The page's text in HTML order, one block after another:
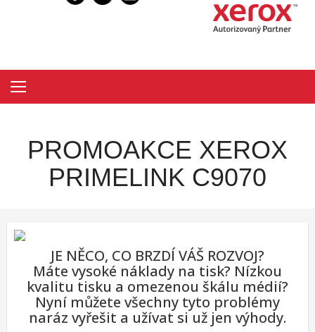
PROMOAKCE XEROX
PRIMELINK C9070
JE NĚCO, CO BRZDÍ VÁŠ ROZVOJ?
Máte vysoké náklady na tisk? Nízkou
kvalitu tisku a omezenou škálu médií?
Nyní můžete všechny tyto problémy
naráz vyřešit a užívat si už jen výhody.